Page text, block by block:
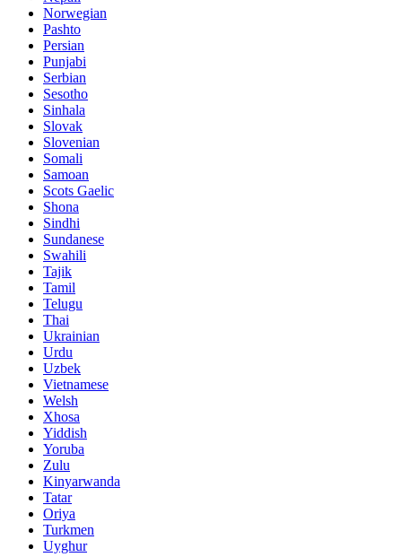
Norwegian
Pashto
Persian
Punjabi
Serbian
Sesotho
Sinhala
Slovak
Slovenian
Somali
Samoan
Scots Gaelic
Shona
Sindhi
Sundanese
Swahili
Tajik
Tamil
Telugu
Thai
Ukrainian
Urdu
Uzbek
Vietnamese
Welsh
Xhosa
Yiddish
Yoruba
Zulu
Kinyarwanda
Tatar
Oriya
Turkmen
Uyghur